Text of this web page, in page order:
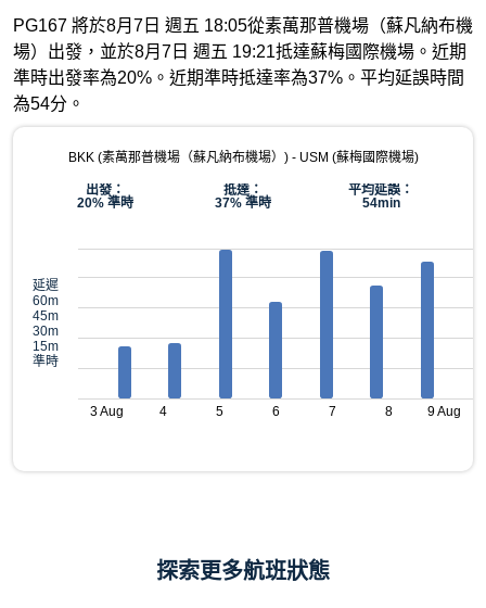
PG167 將於8月7日 週五 18:05從素萬那普機場（蘇凡納布機
場）出發，並於8月7日 週五 19:21抵達蘇梅國際機場。近期
準時出發率為20%。近期準時抵達率為37%。平均延誤時間
為54分。
BKK (素萬那普機場（蘇凡納布機場）) - USM (蘇梅國際機場)
出發：
20% 準時
抵達：
37% 準時
平均延誤：
54min
延遲
60m
45m
30m
15m
準時
3 Aug 4 5 6 7 8 9 Aug
探索更多航班狀態